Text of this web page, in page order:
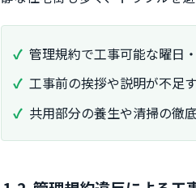
管理規約で工事可能な曜日
工事前の挨拶や説明が不足
共用部分の養生や清掃の徹